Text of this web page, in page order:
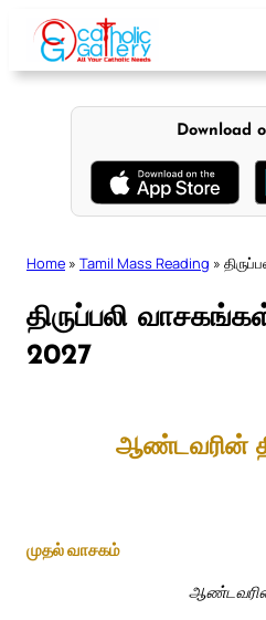
content
Download
Home » Tamil Mass Reading »
திருப்பலி
2027
ஆண்டவரின்
முதல் வாசகம்
ஆண்டவரின்